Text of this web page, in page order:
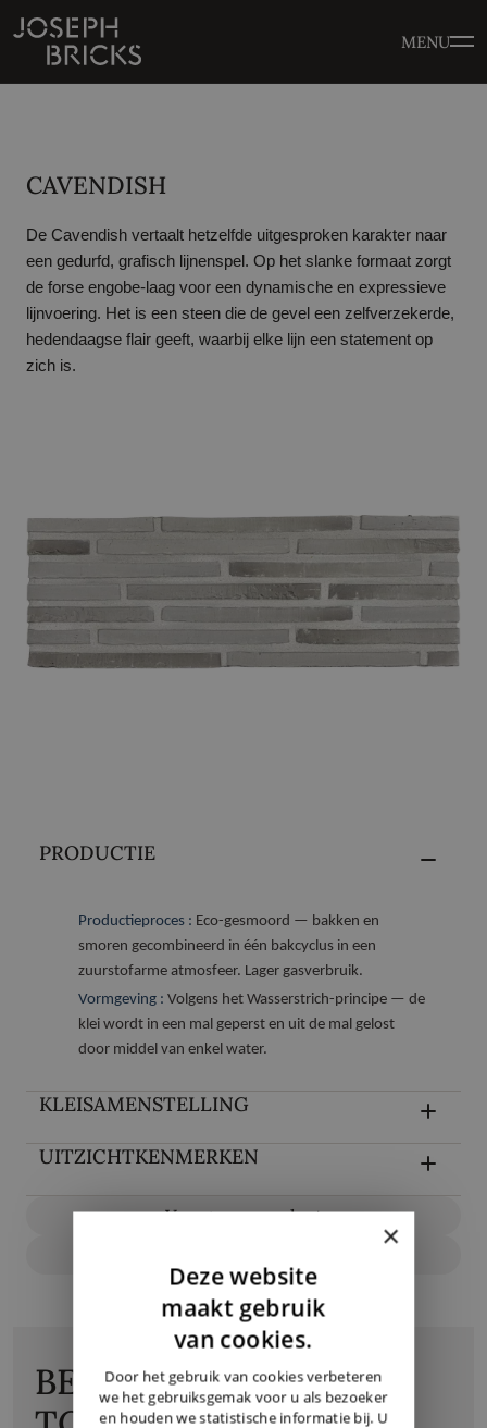
MENU
CAVENDISH
De Cavendish vertaalt hetzelfde uitgesproken karakter naar
een gedurfd, grafisch lijnenspel. Op het slanke formaat zorgt
de forse engobe-laag voor een dynamische en expressieve
lijnvoering. Het is een steen die de gevel een zelfverzekerde,
hedendaagse flair geeft, waarbij elke lijn een statement op
zich is.
PRODUCTIE
Productieproces : Eco-gesmoord — bakken en
smoren gecombineerd in één bakcyclus in een
zuurstofarme atmosfeer. Lager gasverbruik.
Vormgeving : Volgens het Wasserstrich-principe — de
klei wordt in een mal geperst en uit de mal gelost
door middel van enkel water.
KLEISAMENSTELLING
UITZICHTKENMERKEN
Vraag over product
BEZOEK ONZE
GERMAN
×
Deze website
maakt gebruik
van cookies.
Door het gebruik van cookies verbeteren
we het gebruiksgemak voor u als bezoeker
en houden we statistische informatie bij. U